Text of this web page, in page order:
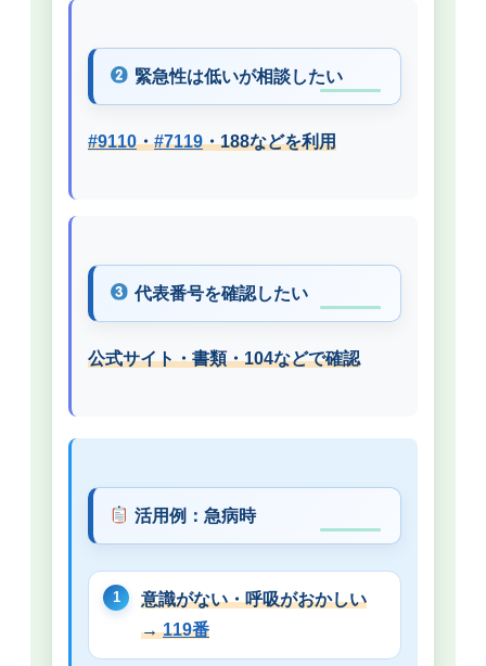
緊急性は低いが相談したい
#9110・#7119・188などを利用
代表番号を確認したい
公式サイト・書類・104などで確認
活用例：急病時
意識がない・呼吸がおかしい
→119番